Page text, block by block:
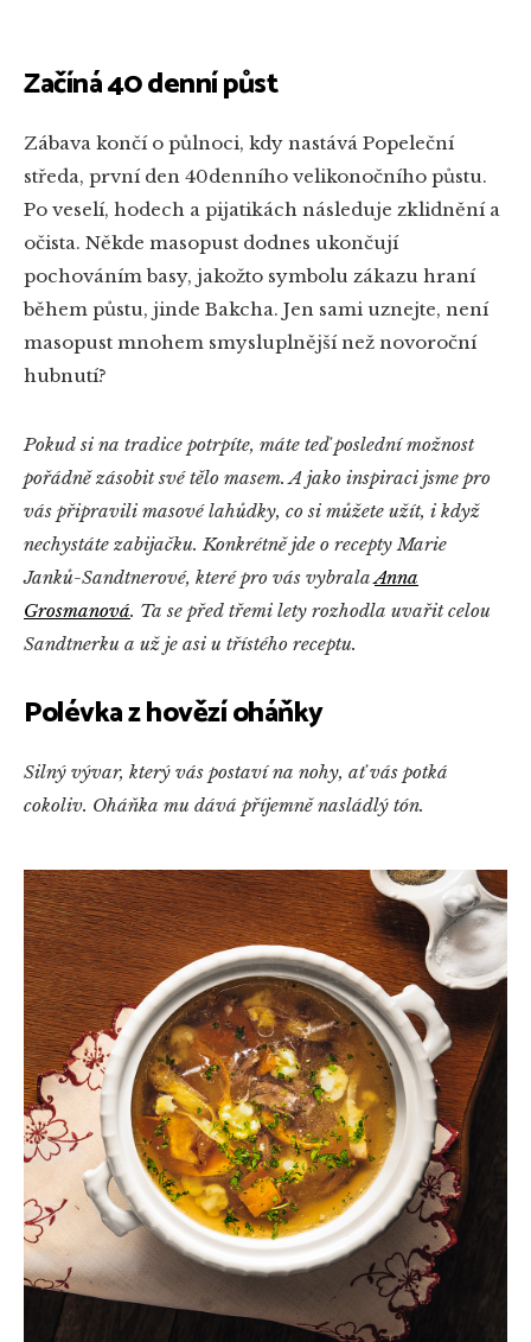
Začíná 40 denní půst
Zábava končí o půlnoci, kdy nastává Popeleční
středa, první den 40denního velikonočního půstu.
Po veselí, hodech a pijatikách následuje zklidnění a
očista. Někde masopust dodnes ukončují
pochováním basy, jakožto symbolu zákazu hraní
během půstu, jinde Bakcha. Jen sami uznejte, není
masopust mnohem smysluplnější než novoroční
hubnutí?
Pokud si na tradice potrpíte, máte teď poslední možnost
pořádně zásobit své tělo masem. A jako inspiraci jsme pro
vás připravili masové lahůdky, co si můžete užít, i když
nechystáte zabijačku. Konkrétně jde o recepty Marie
Janků-Sandtnerové, které pro vás vybralaAnna
Grosmanová. Ta se před třemi lety rozhodla uvařit celou
Sandtnerku a už je asi u třístého receptu.
Polévka z hovězí oháňky
Silný vývar, který vás postaví na nohy, ať vás potká
cokoliv. Oháňka mu dává příjemně nasládlý tón.